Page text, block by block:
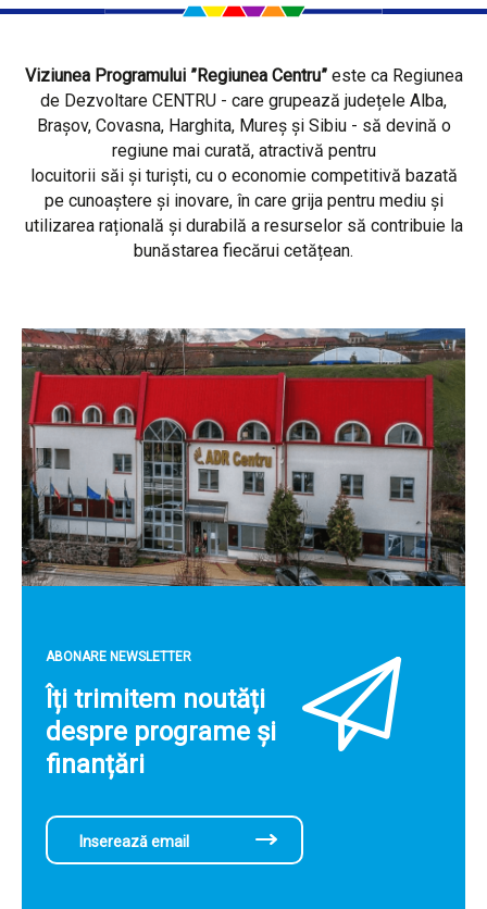
Viziunea Programului ”Regiunea Centru”este ca Regiunea
de Dezvoltare CENTRU - care grupează județele Alba,
Brașov, Covasna, Harghita, Mureș și Sibiu - să devină o
regiune mai curată, atractivă pentru
locuitorii săi și turiști, cu o economie competitivă bazată
pe cunoaștere și inovare, în care grija pentru mediu și
utilizarea rațională și durabilă a resurselor să contribuie la
bunăstarea fiecărui cetățean.
ABONARE NEWSLETTER
Îți trimitem noutăți
despre programe și
finanțări